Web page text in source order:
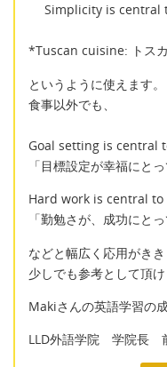
Simplicity is central
*Tuscan cuisine: トスカ
というように使えます。
食事以外でも、
Goal setting is central
「目標設定が幸福にと
Hard work is central to
「勤勉さが、成功にとっ
などと幅広く応用がきき
少しでも参考として頂け
Makiさんの英語学習の
LLD外語学院 学院長